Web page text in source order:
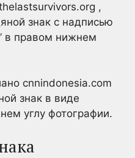
,
знак с надписью
в правом нижнем
cnnindonesia.com
знак в виде
углу фотографии.